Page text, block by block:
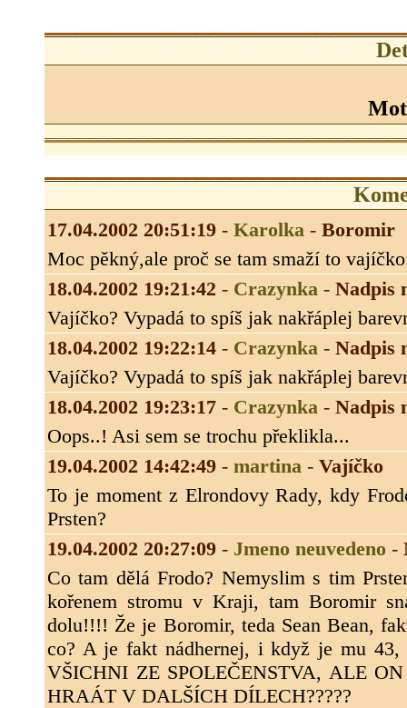
17.04.2002 20:51:19 - Karolka - Boromir
Moc pěkný,ale proč se tam smaží to
18.04.2002 19:21:42 - Crazynka - Nadpis
Vajíčko? Vypadá to spíš jak nakřáplej
18.04.2002 19:22:14 - Crazynka - Nadpis
Vajíčko? Vypadá to spíš jak nakřáplej
18.04.2002 19:23:17 - Crazynka - Nadpis
Oops..! Asi sem se trochu překlikla...
19.04.2002 14:42:49 - martina - Vajíčko
To je moment z Elrondovy Rady, kdy
Prsten?
19.04.2002 20:27:09 - Jmeno neuvedeno -
Co tam dělá Frodo? Nemyslim s tim
kořenem stromu v Kraji, tam Boromir
dolu!!!! Že je Boromir, teda Sean Bean,
co? A je fakt nádhernej, i když je mu
VŠICHNI ZE SPOLEČENSTVA, ALE
HRAÁT V DALŠÍCH DÍLECH?????